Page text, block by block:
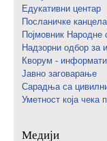
Едукативни центар
Посланичке
Појмовник Народне
Надзорни одбор за
Кворум -
Јавно заговарање
Сарадња са
Уметност која чека
Медији